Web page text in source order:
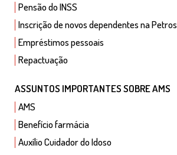
Pensão do INSS
Inscrição de novos dependentes na Petros
Empréstimos pessoais
Repactuação
ASSUNTOS IMPORTANTES SOBRE AMS
AMS
Benefício farmácia
Auxílio Cuidador do Idoso